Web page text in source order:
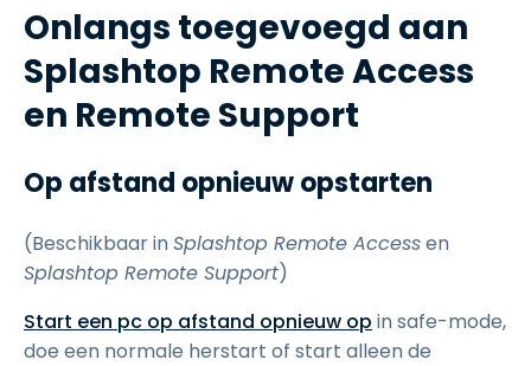
Onlangs toegevoegd aan
Splashtop Remote Access
en Remote Support
Op afstand opnieuw opstarten
(Beschikbaar inSplashtop Remote Accessen
Splashtop Remote Support)
Start een pc op afstand opnieuw op in safe-mode,
doe een normale herstart of start alleen de